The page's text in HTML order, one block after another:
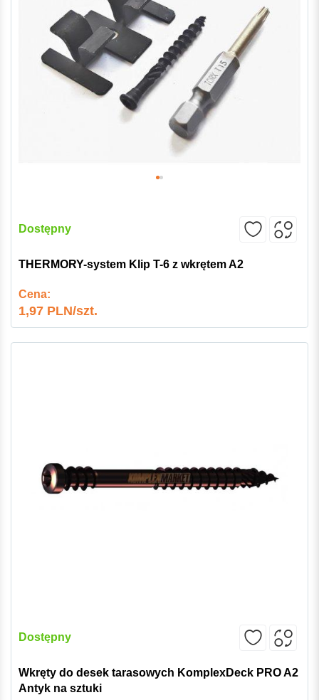
Dostępny
THERMORY-system Klip T-6 z wkrętem A2
Cena:
1,97 PLN/szt.
Dostępny
Wkręty do desek tarasowych KomplexDeck PRO A2
Antyk na sztuki